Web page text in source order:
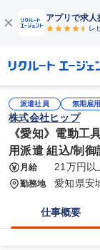
アプリで求人
レ
派遣社員 無期雇
株式会社ヒップ
《愛知》電動工
用派遣 組込/制
月給 21万円以
勤務地 愛知県安
仕事概要